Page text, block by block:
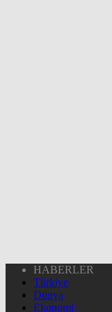
HABERLER
Türkiye
Dünya
Ekonomi